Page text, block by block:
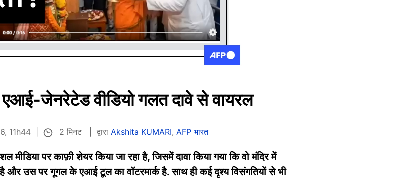
जेनरेटेड वीडियो गलत दावे से वायरल
11h44 2 मिनट द्वारा Akshita KUMARI, AFP भारत
मीडिया पर काफ़ी शेयर किया जा रहा है, जिसमें दावा किया गया कि वो मंदिर में
है और उस पर गूगल के एआई टूल का वॉटरमार्क है. साथ ही कई दृश्य विसंगतियों से भी